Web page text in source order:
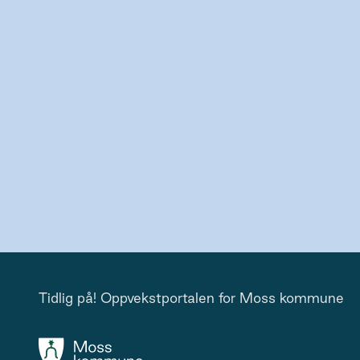
Tidlig på! Oppvekstportalen for Moss kommune